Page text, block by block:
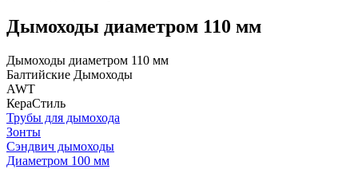
Дымоходы диаметром 110 мм
Дымоходы диаметром 110 мм
Балтийские Дымоходы
AWT
КераСтиль
Трубы для дымохода
Зонты
Сэндвич дымоходы
Диаметром 100 мм